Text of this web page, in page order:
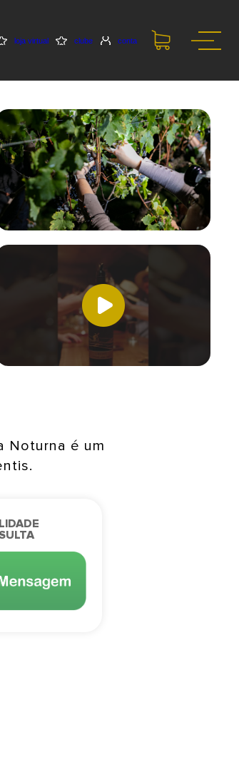
loja virtual clube conta
Noturna é um